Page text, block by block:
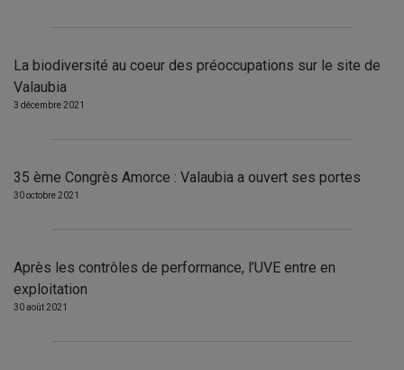
La biodiversité au coeur des préoccupations sur le site de
Valaubia
3 décembre 2021
35 ème Congrès Amorce : Valaubia a ouvert ses portes
30 octobre 2021
Après les contrôles de performance, l’UVE entre en
exploitation
30 août 2021